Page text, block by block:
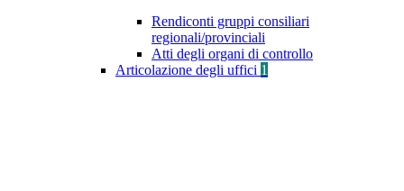
Rendiconti gruppi consiliari
regionali/provinciali
Atti degli organi di controllo
Articolazione degli uffici 1